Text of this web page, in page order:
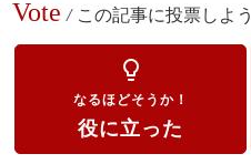
Vote / この記事に投票しよう
lightbulb_outline
なるほどそうか！
役に立った